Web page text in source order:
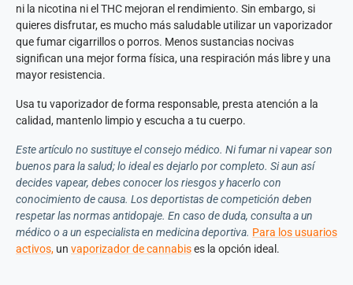
ni la nicotina ni el THC mejoran el rendimiento. Sin embargo, si
quieres disfrutar, es mucho más saludable utilizar un vaporizador
que fumar cigarrillos o porros. Menos sustancias nocivas
significan una mejor forma física, una respiración más libre y una
mayor resistencia.
Usa tu vaporizador de forma responsable, presta atención a la
calidad, mantenlo limpio y escucha a tu cuerpo.
Este artículo no sustituye el consejo médico. Ni fumar ni vapear son
buenos para la salud; lo ideal es dejarlo por completo. Si aun así
decides vapear, debes conocer los riesgos y hacerlo con
conocimiento de causa. Los deportistas de competición deben
respetar las normas antidopaje. En caso de duda, consulta a un
médico o a un especialista en medicina deportiva. Para los usuarios
activos, un vaporizador de cannabises la opción ideal.